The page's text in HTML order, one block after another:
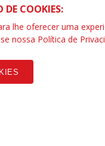
Nacional dos
Braga, 40 - CEP: 09890-
7700
3.960 - Entidades Filiadas |
DE COOKIES:
lhe oferecer uma
nossa Política de